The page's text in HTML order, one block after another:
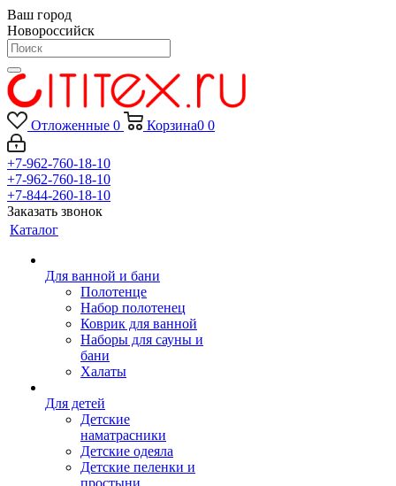
Ваш город
Новороссийск
Отложенные 0 Корзина0 0
+7-962-760-18-10
+7-962-760-18-10
+7-844-260-18-10
Заказать звонок
Каталог
Для ванной и бани
Полотенце
Набор полотенец
Коврик для ванной
Наборы для сауны и
бани
Халаты
Для детей
Детские
наматрасники
Детские одеяла
Детские пеленки и
простыни